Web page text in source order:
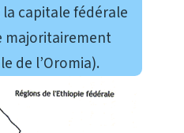
capitale fédérale
majoritairement
de l’Oromia).